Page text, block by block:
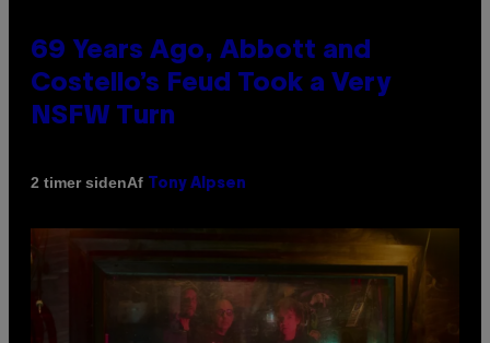
69 Years Ago, Abbott and
Costello’s Feud Took a Very
NSFW Turn
2 timer sidenAf Tony Alpsen